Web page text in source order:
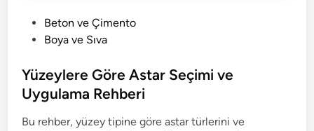
t
e
i
Beton ve Çimento
Boya ve Sıva
Yüzeylere Göre Astar Seçimi ve
Uygulama Rehberi
Bu rehber, yüzey tipine göre astar türlerini ve